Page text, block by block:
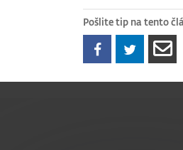
Pošlite tip na tento